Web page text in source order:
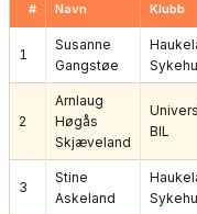
# Navn Klubb
1
Susanne
Gangstøe
2
Arnlaug
Høgås
Skjæveland
BIL
3
Stine
Askeland